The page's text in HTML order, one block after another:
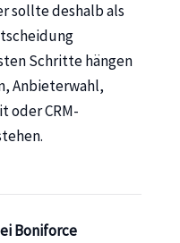
sollte deshalb als
Schritte hängen
Anbieterwahl,
oder CRM-
Boniforce